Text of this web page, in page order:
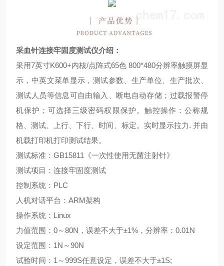
采血针连接牢固度测试仪介绍：
采用7英寸K600+内核/点阵式65色 800*480分辨率触摸屏显
示，中英文菜单显示，测试参数、生产单位、生产批次、
测试人员等信息可自由输入、断电自动存储；过载报警停
机保护；可选择三级密码权限保护。触控操作：公称规
格、测试、上行、下行、时间、标定。实时显示拉力. 并由
机载打印机打印测试结果。
测试标准： GB15811 《一次性使用无菌注射针》
测试项目：连接牢固度测试
控制系统： PLC
人机对话平台： ARM架构
操作系统： Linux
力值范围： 0～80N ，误差不大于±1% ，分辨率： 0.01N
设定范围： 1N ～90N
试验时间： 1 ～999S任意设定，误差不大于±1S;